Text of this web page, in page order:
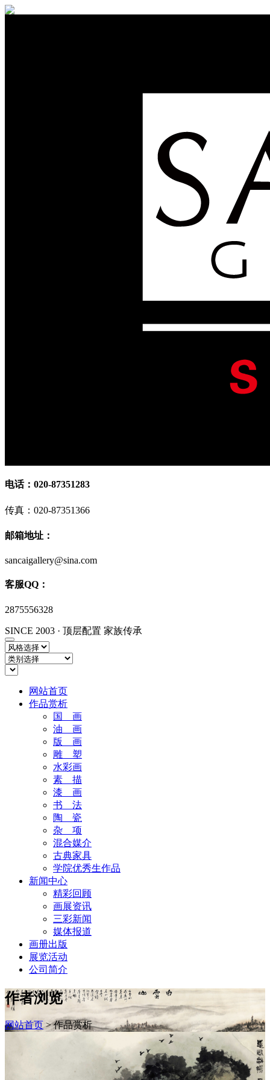
电话：020-87351283
传真：020-87351366
邮箱地址：
sancaigallery@sina.com
客服QQ：
2875556328
SINCE 2003 · 顶层配置 家族传承
网站首页
作品赏析
国 画
油 画
版 画
雕 塑
水彩画
素 描
漆 画
书 法
陶 瓷
杂 项
混合媒介
古典家具
学院优秀生作品
新闻中心
精彩回顾
画展资讯
三彩新闻
媒体报道
画册出版
展览活动
公司简介
作者浏览
网站首页 > 作品赏析